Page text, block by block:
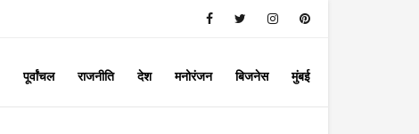
पूर्वांचल राजनीति देश मनोरंजन बिजनेस मुंबई